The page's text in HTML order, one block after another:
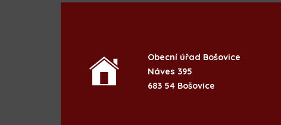
Obecní úřad Bošovice
Náves 395
683 54 Bošovice